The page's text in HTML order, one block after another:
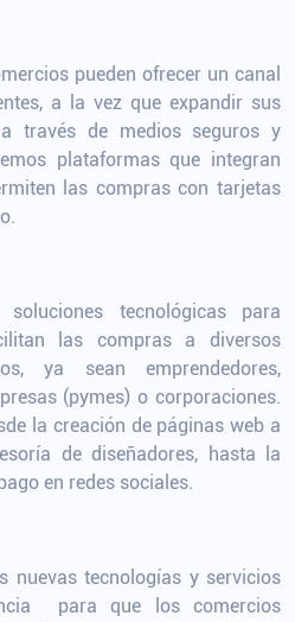
pueden ofrecer un canal
a la vez que expandir sus
través de medios seguros y
plataformas que integran
las compras con tarjetas
tecnológicas para
las compras a diversos
ya sean emprendedores,
(pymes) o corporaciones.
la creación de páginas web a
de diseñadores, hasta la
en redes sociales.
nuevas tecnologías y servicios
para que los comercios